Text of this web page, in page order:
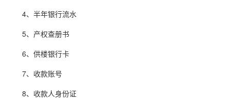
4、半年银行流水
5、产权查册书
6、供楼银行卡
7、收款账号
8、收款人身份证